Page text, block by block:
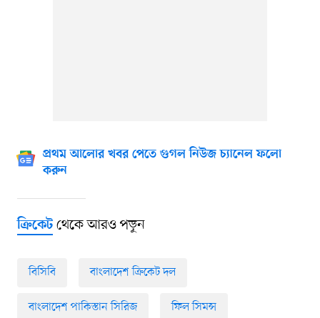
প্রথম আলোর খবর পেতে গুগল নিউজ চ্যানেল ফলো
করুন
ক্রিকেটথেকে আরও পড়ুন
বিসিবি বাংলাদেশ ক্রিকেট দল
বাংলাদেশ পাকিস্তান সিরিজ ফিল সিমন্স